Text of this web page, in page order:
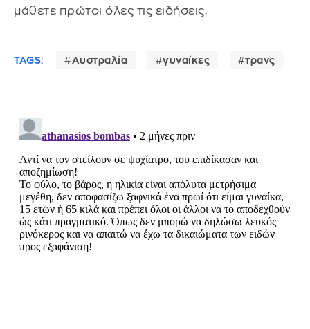
μάθετε πρώτοι όλες τις ειδήσεις.
TAGS: Αυστραλία γυναίκες τρανς